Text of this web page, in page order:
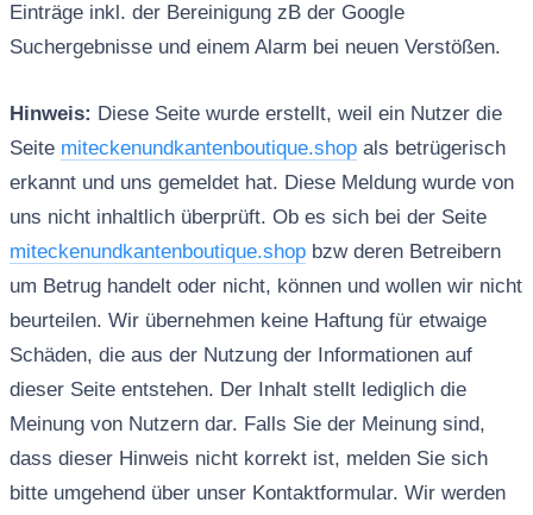
Einträge inkl. der Bereinigung zB der Google
Suchergebnisse und einem Alarm bei neuen Verstößen.
Hinweis: Diese Seite wurde erstellt, weil ein Nutzer die
Seite miteckenundkantenboutique.shopals betrügerisch
erkannt und uns gemeldet hat. Diese Meldung wurde von
uns nicht inhaltlich überprüft. Ob es sich bei der Seite
miteckenundkantenboutique.shopbzw deren Betreibern
um Betrug handelt oder nicht, können und wollen wir nicht
beurteilen. Wir übernehmen keine Haftung für etwaige
Schäden, die aus der Nutzung der Informationen auf
dieser Seite entstehen. Der Inhalt stellt lediglich die
Meinung von Nutzern dar. Falls Sie der Meinung sind,
dass dieser Hinweis nicht korrekt ist, melden Sie sich
bitte umgehend über unser Kontaktformular. Wir werden